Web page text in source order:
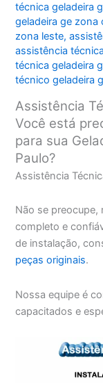
técnica geladeira
geladeira ge zona
zona leste,
assistência
técnica geladeira
técnico geladeira
Assistência
Você está
para sua
Paulo?
Assistência
Não se preocupe,
completo e
de instalação,
peças originais.
Nossa equipe é
capacitados e